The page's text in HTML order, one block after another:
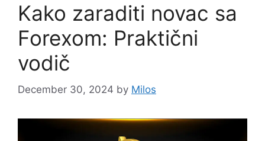
Kako zaraditi novac sa
Forexom: Praktični
vodič
December 30, 2024 by Milos